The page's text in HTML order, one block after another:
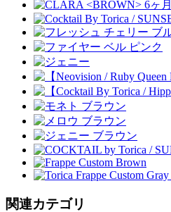
関連カテゴリ